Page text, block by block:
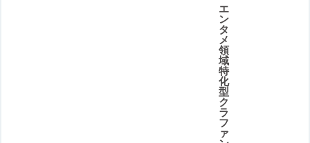
エ
ン
タ
メ
領
域
特
化
型
ク
ラ
フ
ァ